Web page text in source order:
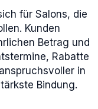
für Salons, die
Kunden
Betrag und
Rabatte
in
Bindung.